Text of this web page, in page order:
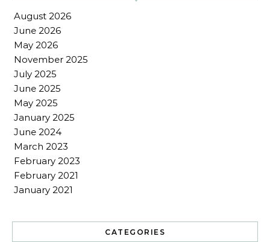
August 2026
June 2026
May 2026
November 2025
July 2025
June 2025
May 2025
January 2025
June 2024
March 2023
February 2023
February 2021
January 2021
CATEGORIES